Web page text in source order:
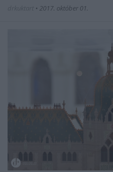
• 2017. október 01.